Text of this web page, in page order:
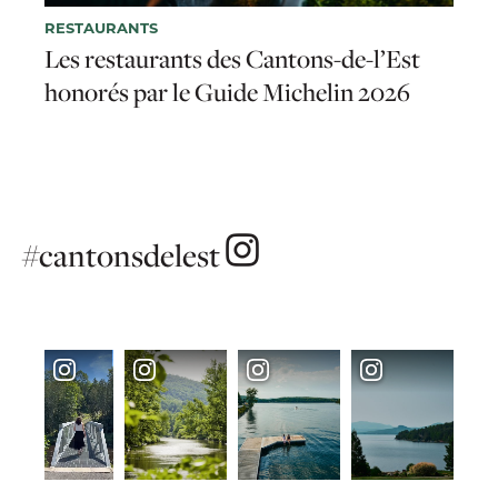
RESTAURANTS
Les restaurants des Cantons-de-l’Est
honorés par le Guide Michelin 2026
#cantonsdelest